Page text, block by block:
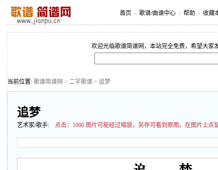
首页 - 歌谱/曲谱中心 - 帮助 - 收藏
欢迎光临歌谱简谱网，本站完全免费，希望大家
当前位置: 歌谱简谱网 > 二字歌谱 > 追梦
追梦
艺术家/歌手: 点击： 1000 图片可能经过缩放，另存可看到原图，在图片上